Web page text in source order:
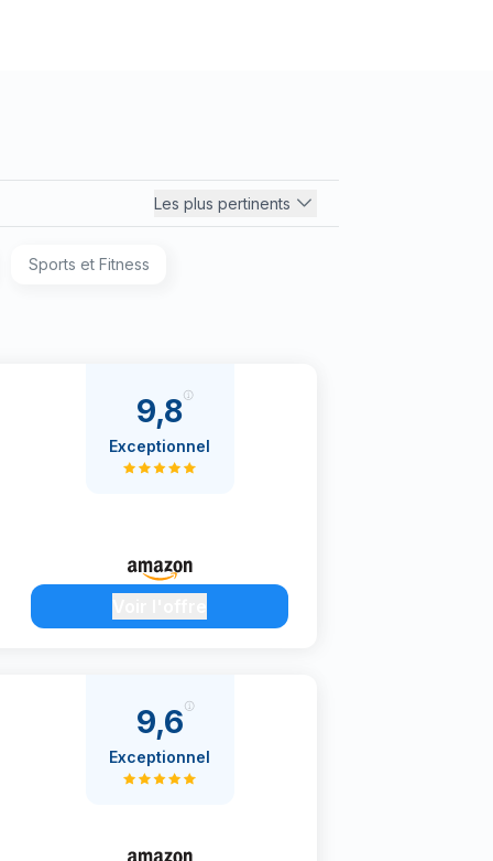
Les plus pertinents
Sports et Fitness
9,8
Exceptionnel
9,6
Exceptionnel